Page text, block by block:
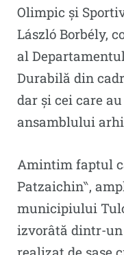
Olimpic și
László Borbély,
al
Durabilă din
dar și cei care
ansamblului
Amintim faptul
Patzaichin‶,
municipiului
izvorâtă dintr-